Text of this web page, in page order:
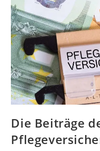
Die Beiträge